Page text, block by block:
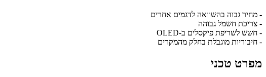
- מחיר גבוה בהשוואה לדגמים אחרים
- צריכת חשמל גבוהה
- חשש לשריפת פיקסלים ב-OLED
- חיבוריות מוגבלת בחלק מהמקרים
מפרט טכני